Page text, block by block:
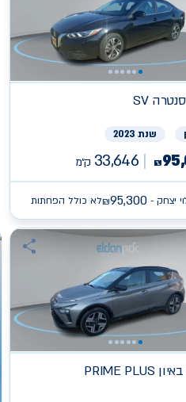
SV סנטרה
שנת 2023
₪
33,646 ק״מ
יצחק - ₪95,300 לא כולל הפחתות
PRIME PLUS באיון